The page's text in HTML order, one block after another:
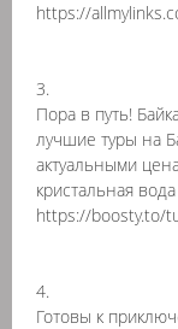
https://
3.
Пора в путь!
лучшие туры на
актуальными
кристальная
https://boosty.to/
4.
Готовы к